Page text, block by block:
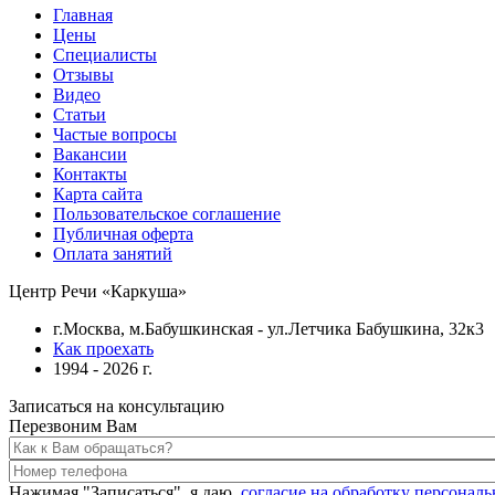
Главная
Цены
Специалисты
Отзывы
Видео
Статьи
Частые вопросы
Вакансии
Контакты
Карта сайта
Пользовательское соглашение
Публичная оферта
Оплата занятий
Центр Речи «Каркуша»
г.Москва, м.Бабушкинская - ул.Летчика Бабушкина, 32к3
Как проехать
1994 - 2026 г.
Записаться на консультацию
Перезвоним Вам